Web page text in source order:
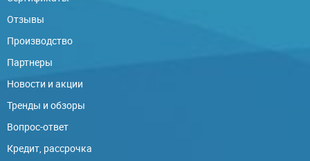
Отзывы
Производство
Партнеры
Новости и акции
Тренды и обзоры
Вопрос-ответ
Кредит, рассрочка